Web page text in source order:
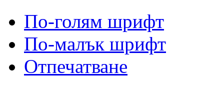
По-голям шрифт
По-малък шрифт
Отпечатване